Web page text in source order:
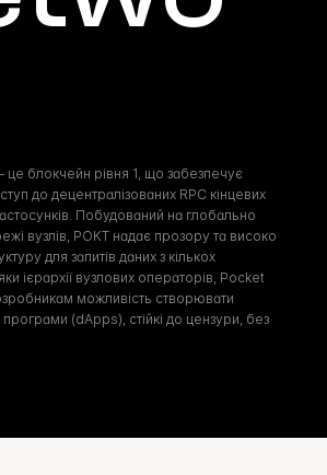
блокчейн рівня 1, що забезпечує
до децентралізованих RPC кінцевих
Побудований на глобально
вузлів, POKT надає прозору та високо
для запитів даних з кількох
ієрархії вузлових операторів, Pocket
можливість створювати
програми (dApps), стійкі до цензури, без